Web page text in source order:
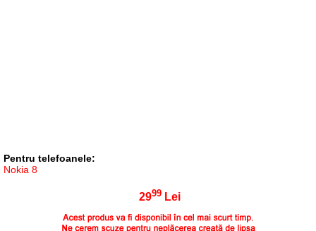
Pentru telefoanele:
Nokia 8
2999 Lei